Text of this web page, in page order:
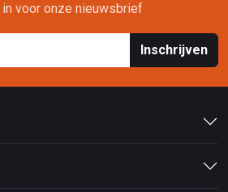
voor onze nieuwsbrief
Inschrijven